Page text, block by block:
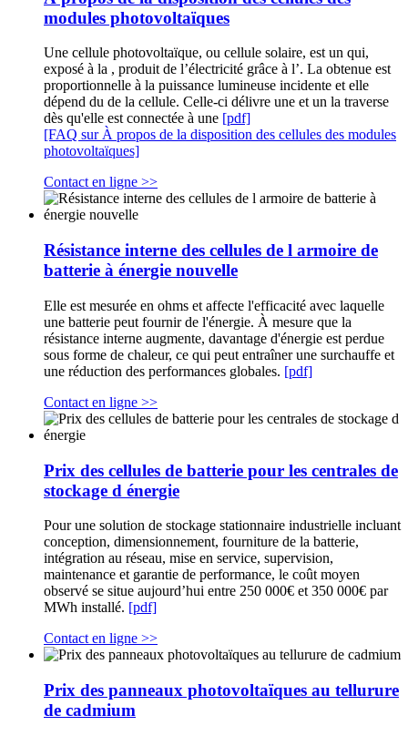
modules photovoltaïques
Une cellule photovoltaïque, ou cellule solaire, est un qui,
exposé à la , produit de l’électricité grâce à l’. La obtenue est
proportionnelle à la puissance lumineuse incidente et elle
dépend du de la cellule. Celle-ci délivre une et un la traverse
dès qu'elle est connectée à une [pdf]
[FAQ sur À propos de la disposition des cellules des modules
photovoltaïques]
Contact en ligne >>
Résistance interne des cellules de l armoire de
batterie à énergie nouvelle
Elle est mesurée en ohms et affecte l'efficacité avec laquelle
une batterie peut fournir de l'énergie. À mesure que la
résistance interne augmente, davantage d'énergie est perdue
sous forme de chaleur, ce qui peut entraîner une surchauffe et
une réduction des performances globales. [pdf]
Contact en ligne >>
Prix des cellules de batterie pour les centrales de
stockage d énergie
Pour une solution de stockage stationnaire industrielle incluant
conception, dimensionnement, fourniture de la batterie,
intégration au réseau, mise en service, supervision,
maintenance et garantie de performance, le coût moyen
observé se situe aujourd’hui entre 250 000€ et 350 000€ par
MWh installé. [pdf]
Contact en ligne >>
Prix des panneaux photovoltaïques au tellurure
de cadmium